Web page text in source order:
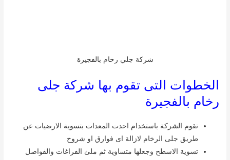
شركة جلي رخام بالفجيرة
الخطوات التى تقوم بها شركة جلى
رخام بالفجيرة
تقوم الشركة باستخدام احدت المعدات بتسوية الارضيات عن
طريق جلى الرخام لازالة اى فوارق او شروخ
تسوية الاسطح وجعلها متساوية ثم ملئ الفراغات والفواصل